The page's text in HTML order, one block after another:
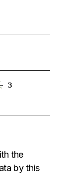
the
by this